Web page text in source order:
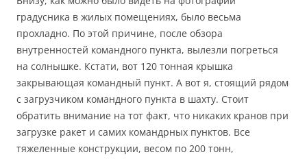
градусника в жилых помещениях, было весьма
прохладно. По этой причине, после обзора
внутренностей командного пункта, вылезли погреться
на солнышке. Кстати, вот 120 тонная крышка
закрывающая командный пункт. А вот я, стоящий рядом
с загрузчиком командного пункта в шахту. Стоит
обратить внимание на тот факт, что никаких кранов при
загрузке ракет и самих командрных пунктов. Все
тяжеленные конструкции, весом по 200 тонн,